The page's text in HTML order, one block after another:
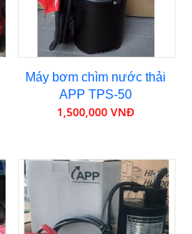
Máy bơm chìm nước thải
APP TPS-50
1,500,000 VNĐ